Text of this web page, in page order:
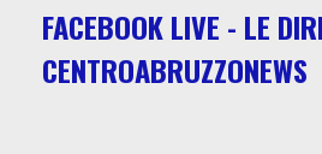
FACEBOOK LIVE - LE
CENTROABRUZZONEWS